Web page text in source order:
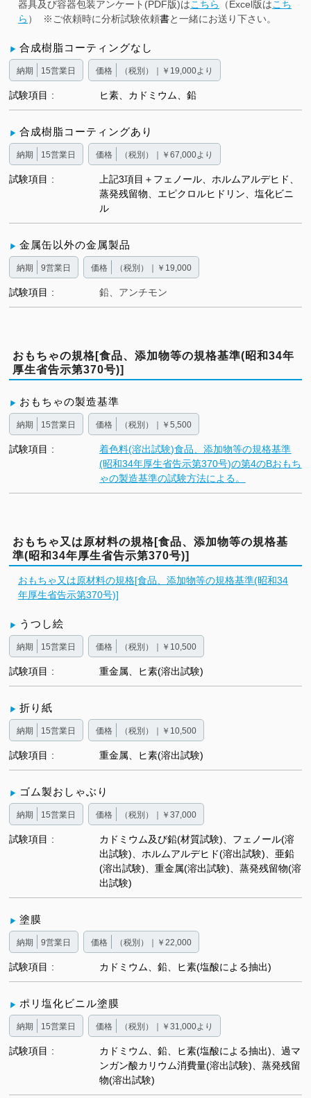
器具及び容器包装アンケート(PDF版)はこちら （Excel版はこち
ら ） ※ご依頼時に分析試験依頼書と一緒にお送り下さい。
合成樹脂コーティングなし
納期 15営業日 価格 （税別）｜￥19,000より
試験項目 ヒ素、カドミウム、鉛
合成樹脂コーティングあり
納期 15営業日 価格 （税別）｜￥67,000より
試験項目
上記3項目＋フェノール、ホルムアルデヒド、
蒸発残留物、エピクロルヒドリン、塩化ビニ
ル
金属缶以外の金属製品
納期 9営業日 価格 （税別）｜￥19,000
試験項目 鉛、アンチモン
おもちゃの規格[食品、添加物等の規格基準(昭和34年
厚生省告示第370号)]
おもちゃの製造基準
納期 15営業日 価格 （税別）｜￥5,500
試験項目
着色料(溶出試験)食品、添加物等の規格基準
(昭和34年厚生省告示第370号)の第4のBおもち
ゃの製造基準の試験方法による。
おもちゃ又は原材料の規格[食品、添加物等の規格基
準(昭和34年厚生省告示第370号)]
おもちゃ又は原材料の規格[食品、添加物等の規格基準(昭和34
年厚生省告示第370号)]
うつし絵
納期 15営業日 価格 （税別）｜￥10,500
試験項目 重金属、ヒ素(溶出試験)
折り紙
納期 15営業日 価格 （税別）｜￥10,500
試験項目 重金属、ヒ素(溶出試験)
ゴム製おしゃぶり
納期 15営業日 価格 （税別）｜￥37,000
試験項目
カドミウム及び鉛(材質試験)、フェノール(溶
出試験)、ホルムアルデヒド(溶出試験)、亜鉛
(溶出試験)、重金属(溶出試験)、蒸発残留物(溶
出試験)
塗膜
納期 9営業日 価格 （税別）｜￥22,000
試験項目 カドミウム、鉛、ヒ素(塩酸による抽出)
ポリ塩化ビニル塗膜
納期 15営業日 価格 （税別）｜￥31,000より
試験項目
カドミウム、鉛、ヒ素(塩酸による抽出)、過マ
ンガン酸カリウム消費量(溶出試験)、蒸発残留
物(溶出試験)